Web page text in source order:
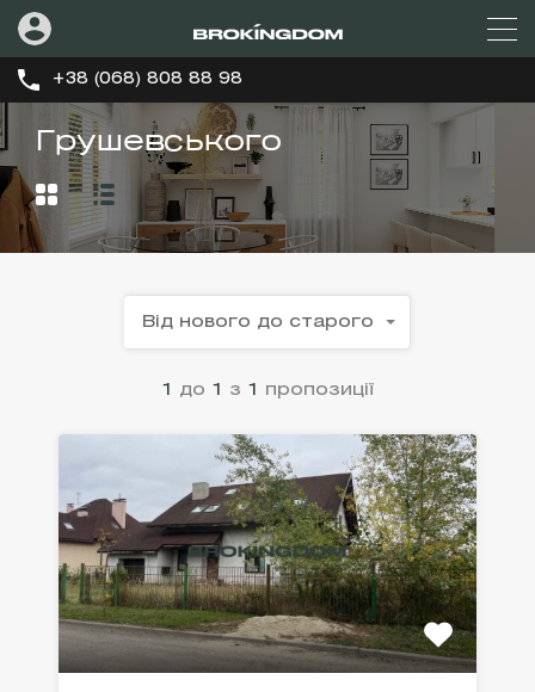
+38 (068) 808 88 98
Грушевського
1 до 1 з 1 пропозиції
Від нового до старого